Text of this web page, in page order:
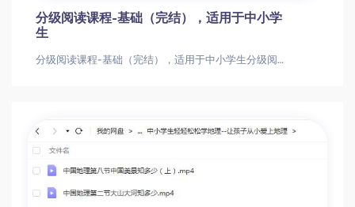
分级阅读课程-基础（完结），适用于中小学
生
分级阅读课程-基础（完结），适用于中小学生分级阅读课程-基础（完结），适用于中小学生